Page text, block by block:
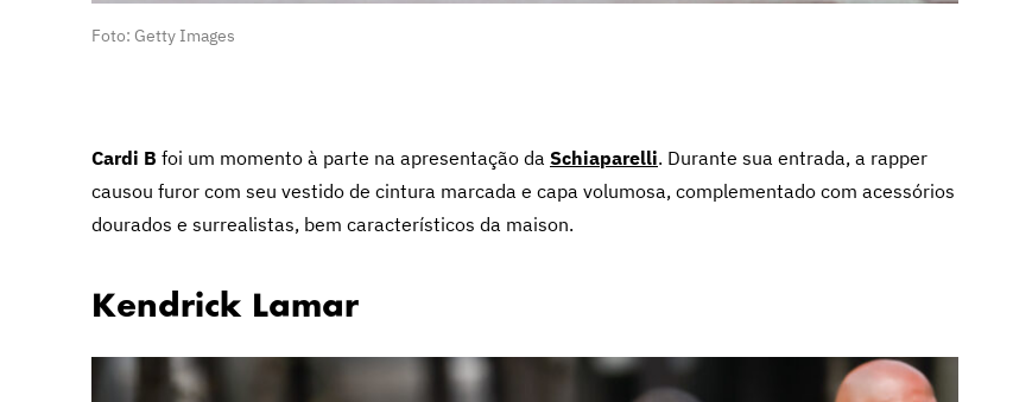
Foto: Getty Images
Cardi B foi um momento à parte na apresentação da Schiaparelli. Durante sua entrada, a rapper
causou furor com seu vestido de cintura marcada e capa volumosa, complementado com acessórios
dourados e surrealistas, bem característicos da maison.
Kendrick Lamar